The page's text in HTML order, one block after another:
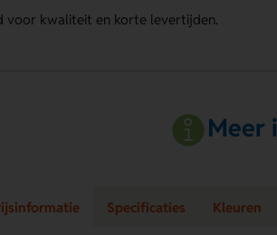
voor kwaliteit en korte levertijden.
Meer
Specificaties Kleuren